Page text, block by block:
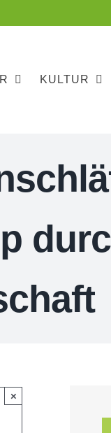
KULTUR
×